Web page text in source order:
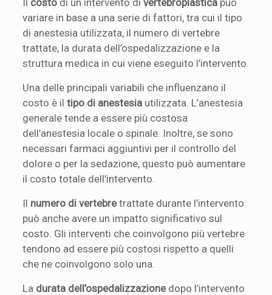
variare in base a una serie di fattori, tra cui il tipo
di anestesia utilizzata, il numero di vertebre
trattate, la durata dell’ospedalizzazione e la
struttura medica in cui viene eseguito l’intervento.
Una delle principali variabili che influenzano il
costo è iltipo di anestesia utilizzata. L’anestesia
generale tende a essere più costosa
dell’anestesia locale o spinale. Inoltre, se sono
necessari farmaci aggiuntivi per il controllo del
dolore o per la sedazione, questo può aumentare
il costo totale dell’intervento.
Il numero di vertebretrattate durante l’intervento
può anche avere un impatto significativo sul
costo. Gli interventi che coinvolgono più vertebre
tendono ad essere più costosi rispetto a quelli
che ne coinvolgono solo una.
La durata dell’ospedalizzazionedopo l’intervento